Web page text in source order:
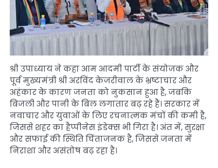
श्री उपाध्याय ने कहा आम आदमी पार्टी के संयोजक और
पूर्व मुख्यमंत्री श्री अरविंद केजरीवाल के भ्रष्टाचार और
अहंकार के कारण जनता को नुकसान हुआ है, जबकि
बिजली और पानी के बिल लगातार बढ़ रहे हैं। सरकार में
नवाचार और युवाओं के लिए रचनात्मक मंचों की कमी है,
जिससे शहर का हैप्पीनेस इंडेक्स भी गिरा है। अंत में, सुरक्षा
और सफाई की स्थिति चिंताजनक है, जिससे जनता में
निराशा और असंतोष बढ़ रहा है।